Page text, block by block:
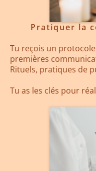
Pratiquer la
Tu reçois un
premières
Rituels, pratiques de
Tu as les clés pour